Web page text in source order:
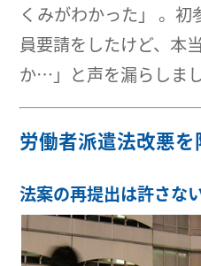
くみがわかった」 。
員要請をしたけど、本
か…」と声を漏らしまし
労働者派遣法改悪を
法案の再提出は許さな